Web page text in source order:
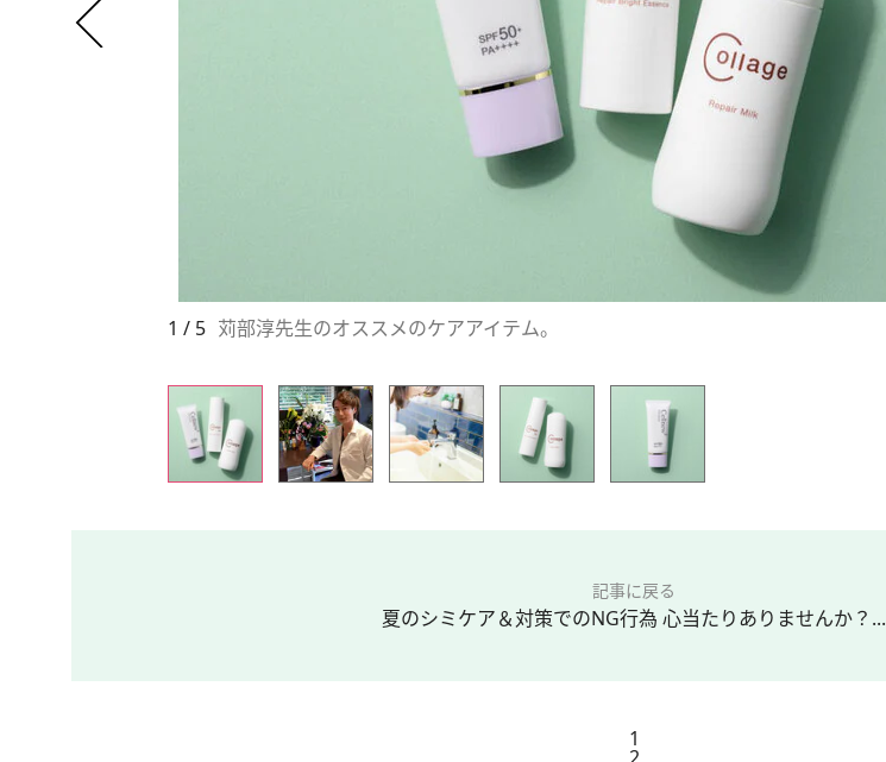
1 / 5 苅部淳先生のオススメのケアアイテム。
記事に戻る
夏のシミケア＆対策でのNG行為 心当たりありませんか？...
1